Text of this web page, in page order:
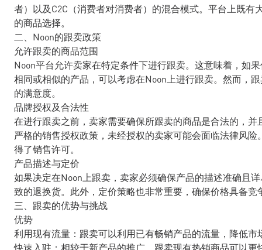
者）以及C2C（消费者对消费者）的混合模式。平台上既
的商品选择。
二、Noon的跟卖政策
允许跟卖的商品范围
Noon平台允许卖家在特定条件下进行跟卖。这意味着，如
相同或相似的产品，可以考虑在Noon上进行跟卖。然而，
的满意度。
品牌授权及合法性
在进行跟卖之前，卖家需要确保所跟卖的商品是合法的，
严格的销售授权政策，未经授权的卖家可能会面临法律风
得了销售许可。
产品描述与定价
如果决定在Noon上跟卖，卖家必须确保产品的描述准确且
致的退换货。此外，定价策略也非常重要，确保价格具备
三、跟卖的优势与挑战
优势
利用现有流量：跟卖可以利用已有畅销产品的流量，降低市
快速入驻：相较于新产品的推广，跟卖现有热销商品可以更